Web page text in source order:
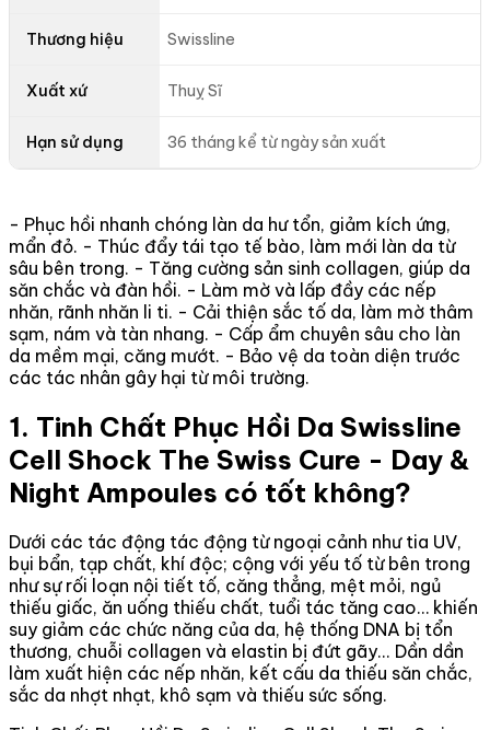
Thương hiệu Swissline
Xuất xứ Thuỵ Sĩ
Hạn sử dụng 36 tháng kể từ ngày sản xuất
- Phục hồi nhanh chóng làn da hư tổn, giảm kích ứng,
mẩn đỏ. - Thúc đẩy tái tạo tế bào, làm mới làn da từ
sâu bên trong. - Tăng cường sản sinh collagen, giúp da
săn chắc và đàn hồi. - Làm mờ và lấp đầy các nếp
nhăn, rãnh nhăn li ti. - Cải thiện sắc tố da, làm mờ thâm
sạm, nám và tàn nhang. - Cấp ẩm chuyên sâu cho làn
da mềm mại, căng mướt. - Bảo vệ da toàn diện trước
các tác nhân gây hại từ môi trường.
1. Tinh Chất Phục Hồi Da Swissline
Cell Shock The Swiss Cure - Day &
Night Ampoules có tốt không?
Dưới các tác động tác động từ ngoại cảnh như tia UV,
bụi bẩn, tạp chất, khí độc; cộng với yếu tố từ bên trong
như sự rối loạn nội tiết tố, căng thẳng, mệt mỏi, ngủ
thiếu giấc, ăn uống thiếu chất, tuổi tác tăng cao… khiến
suy giảm các chức năng của da, hệ thống DNA bị tổn
thương, chuỗi collagen và elastin bị đứt gãy... Dần dần
làm xuất hiện các nếp nhăn, kết cấu da thiếu săn chắc,
sắc da nhợt nhạt, khô sạm và thiếu sức sống.